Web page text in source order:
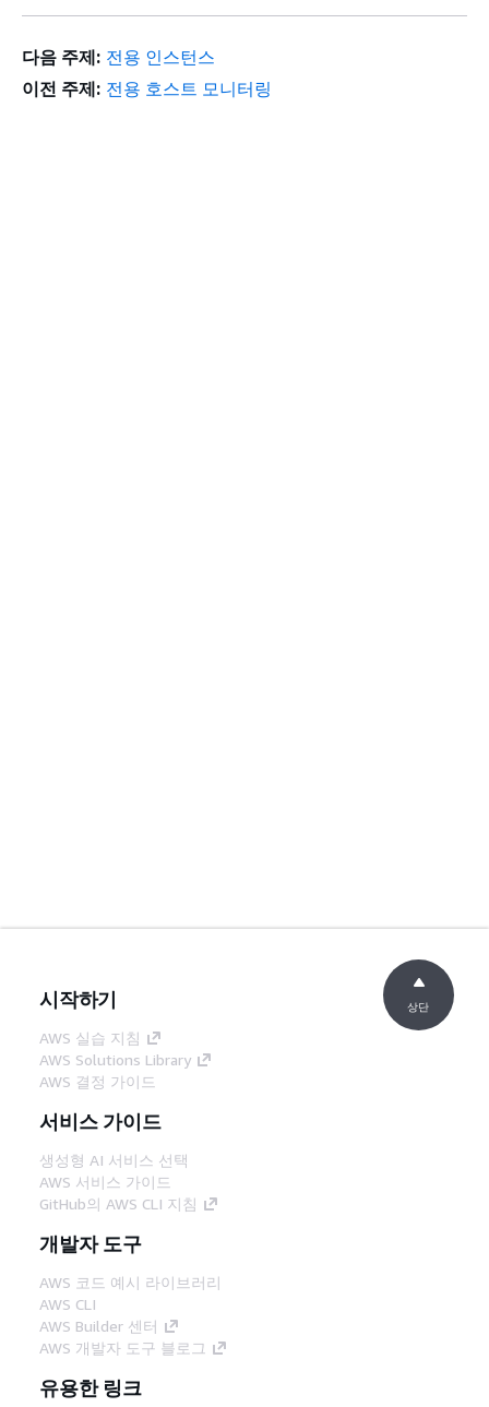
다음 주제: 전용 인스턴스
이전 주제: 전용 호스트 모니터링
시작하기
AWS 실습 지침
AWS Solutions Library
AWS 결정 가이드
서비스 가이드
생성형 AI 서비스 선택
AWS 서비스 가이드
GitHub의 AWS CLI 지침
개발자 도구
AWS 코드 예시 라이브러리
AWS CLI
AWS Builder 센터
AWS 개발자 도구 블로그
유용한 링크
상단